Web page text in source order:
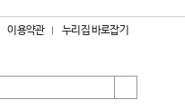
이용약관 누리집 바로잡기